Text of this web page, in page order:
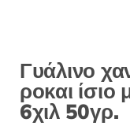
Γυάλινο
ροκαι
6χιλ 50γρ.